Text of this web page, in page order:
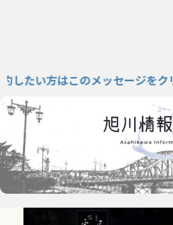
方はこのメッセージをクリック